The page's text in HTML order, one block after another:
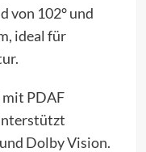
von 102° und
ideal für
PDAF
Dolby Vision.